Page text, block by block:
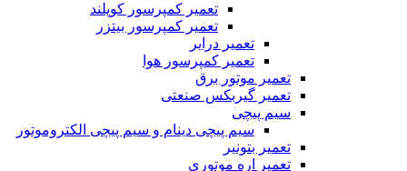
تعمیر کمپرسور کوپلند
تعمیر کمپرسور بیتزر
تعمیر درایر
تعمیر کمپرسور هوا
تعمیر موتور برق
تعمیر گیربکس صنعتی
سیم پیچی
سیم پیچی دینام و سیم پیچی الکتروموتور
تعمیر بتونیر
تعمیر اره موتوری